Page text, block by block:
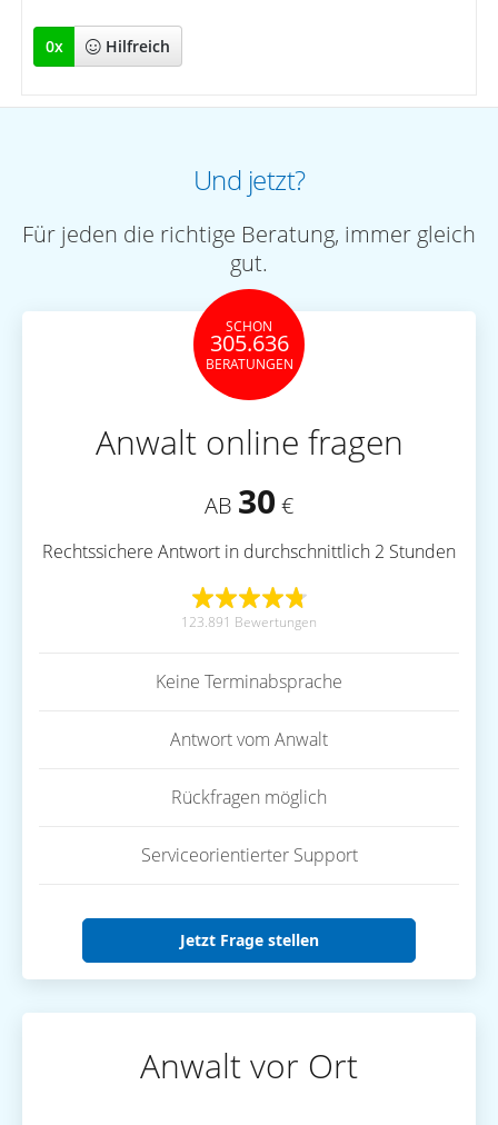
0x Hilfreich
Und jetzt?
Für jeden die richtige Beratung, immer gleich
gut.
SCHON
305.636
BERATUNGEN
Anwalt online fragen
AB 30 €
Rechtssichere Antwort in durchschnittlich 2 Stunden
123.891 Bewertungen
Keine Terminabsprache
Antwort vom Anwalt
Rückfragen möglich
Serviceorientierter Support
Jetzt Frage stellen
Anwalt vor Ort